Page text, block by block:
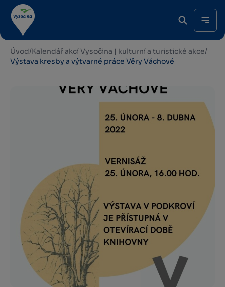
Úvod/Kalendář akcí Vysočina | kulturní a turistické akce/
Výstava kresby a výtvarné práce Věry Váchové